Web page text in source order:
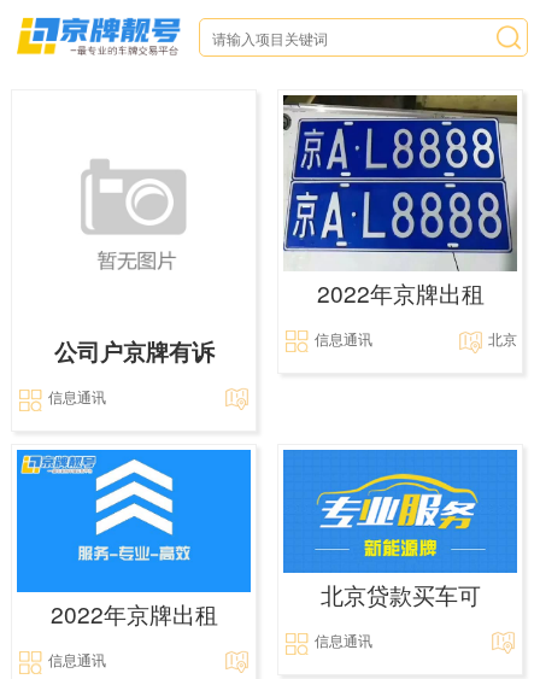
公司户京牌有诉
信息通讯
2022年京牌出租
信息通讯 北京
2022年京牌出租
信息通讯
北京贷款买车可
信息通讯